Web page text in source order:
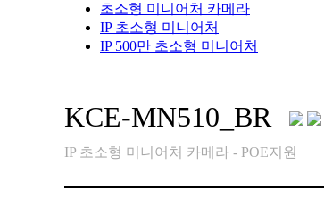
초소형 미니어처 카메라
IP 초소형 미니어처
IP 500만 초소형 미니어처
KCE-MN510_BR
IP 초소형 미니어처 카메라 - POE지원